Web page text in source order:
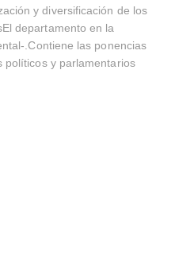
y diversificación de los
departamento en la
.Contiene las ponencias
políticos y parlamentarios